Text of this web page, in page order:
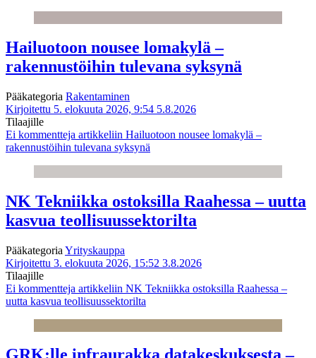
Hailuotoon nousee lomakylä –
rakennustöihin tulevana syksynä
Pääkategoria Rakentaminen
Kirjoitettu 5. elokuuta 2026, 9:54 5.8.2026
Tilaajille
Ei kommentteja artikkeliin Hailuotoon nousee lomakylä –
rakennustöihin tulevana syksynä
NK Tekniikka ostoksilla Raahessa – uutta
kasvua teollisuussektorilta
Pääkategoria Yrityskauppa
Kirjoitettu 3. elokuuta 2026, 15:52 3.8.2026
Tilaajille
Ei kommentteja artikkeliin NK Tekniikka ostoksilla Raahessa –
uutta kasvua teollisuussektorilta